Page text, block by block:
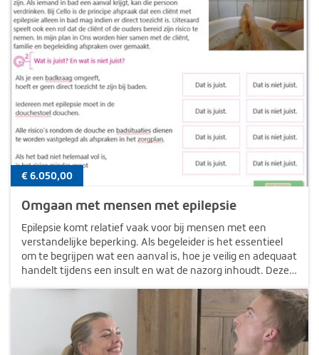
€ 6.050,00
Omgaan met mensen met epilepsie
Epilepsie komt relatief vaak voor bij mensen met een
verstandelijke beperking. Als begeleider is het essentieel
om te begrijpen wat een aanval is, hoe je veilig en adequaat
handelt tijdens een insult en wat de nazorg inhoudt. Deze